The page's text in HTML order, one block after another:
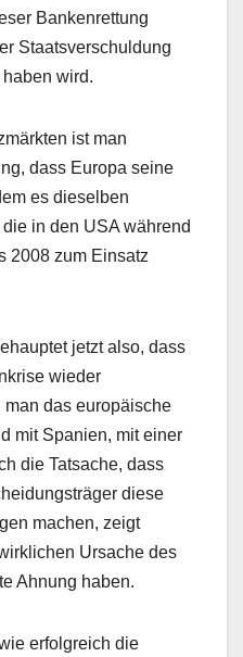
Bankenrettung
Staatsverschuldung
wird.
ist man
dass Europa seine
es dieselben
in den USA während
2008 zum Einsatz
jetzt also, dass
wieder
das europäische
mit Spanien, mit einer
die Tatsache, dass
diese
machen, zeigt
Ursache des
Ahnung haben.
erfolgreich die